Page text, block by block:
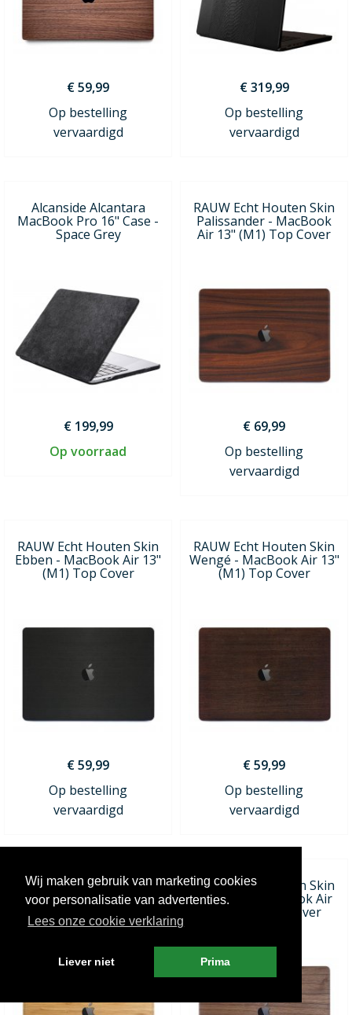
Wij maken gebruik van marketing cookies
voor personalisatie van advertenties.
Lees onze cookie verklaring
Liever niet Prima
€ 59,99
Op bestelling
vervaardigd
€ 319,99
Op bestelling
vervaardigd
Alcanside Alcantara
MacBook Pro 16" Case -
Space Grey
€ 199,99
Op voorraad
RAUW Echt Houten Skin
Palissander - MacBook
Air 13" (M1) Top Cover
€ 69,99
Op bestelling
vervaardigd
RAUW Echt Houten Skin
Ebben - MacBook Air 13"
(M1) Top Cover
€ 59,99
Op bestelling
vervaardigd
RAUW Echt Houten Skin
Wengé - MacBook Air 13"
(M1) Top Cover
€ 59,99
Op bestelling
vervaardigd
RAUW Echt Houten Skin
Bamboe - MacBook Air
13" (M1) Top Cover
RAUW Echt Houten Skin
Walnoot - MacBook Air
13" (M1) Top Cover